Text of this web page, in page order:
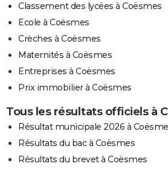
Classement des lycées à Coësmes
Ecole à Coësmes
Crèches à Coësmes
Maternités à Coësmes
Entreprises à Coësmes
Prix immobilier à Coësmes
Tous les résultats officiels à
Résultat municipale 2026 à
Résultats du bac à Coësmes
Résultats du brevet à Coësmes